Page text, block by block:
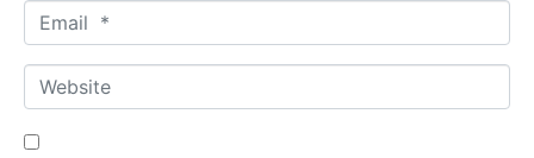
Email *
Website